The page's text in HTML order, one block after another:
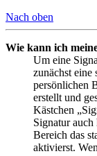
Nach oben
Wie kann ich
Um eine
zunächst eine
persönlichen
erstellt und
Kästchen
Signatur
Bereich das
aktivierst.